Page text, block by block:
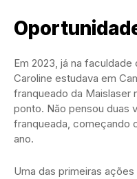
Em 2023, já na
Caroline estudava em
franqueado da Maislaser
ponto. Não pensou duas
franqueada, começando
ano.
Uma das primeiras